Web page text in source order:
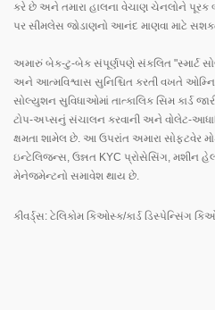
કરે છે અને તમારા હાલના વેચાણ ચેનલોને પૂરક
પર સીમલેસ જોડાણનો આનંદ માણવા માટે
અમારું બેક-ટુ-બેક સંપૂર્ણપણે સંકલિત "સ્માર્ટ
અને આત્મવિશ્વાસ સુનિશ્ચિત કરતી વખતે
સોલ્યુશન સુવિધાઓમાં તાત્કાલિક સિમ કાર્ડ
ટોપ-અપ્સનું સંચાલન કરવાની અને વોલેટ-
ક્ષમતા શામેલ છે. આ ઉપરાંત અમારા સોફ્ટવેર
ઇન્ટેલિજન્સ, ઉન્નત KYC પ્રોસેસિંગ, મશીન
મેનેજમેન્ટનો સમાવેશ થાય છે.
કીવર્ડ્સ: ટેલિકોમ કિઓસ્ક/કાર્ડ ડિસ્પેન્સિંગ